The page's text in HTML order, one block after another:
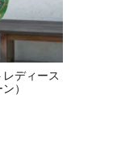
ディース
）